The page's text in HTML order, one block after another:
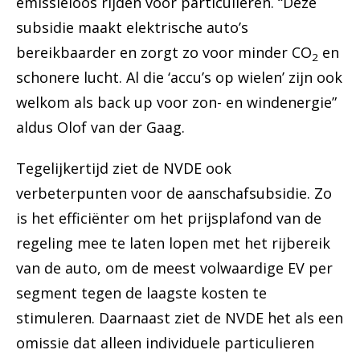
subsidie maakt elektrische auto’s
bereikbaarder en zorgt zo voor minder CO2 en
schonere lucht. Al die ‘accu’s op wielen’ zijn ook
welkom als back up voor zon- en windenergie”
aldus Olof van der Gaag.
Tegelijkertijd ziet de NVDE ook
verbeterpunten voor de aanschafsubsidie. Zo
is het efficiënter om het prijsplafond van de
regeling mee te laten lopen met het rijbereik
van de auto, om de meest volwaardige EV per
segment tegen de laagste kosten te
stimuleren. Daarnaast ziet de NVDE het als een
omissie dat alleen individuele particulieren